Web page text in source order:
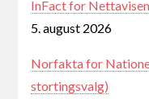
InFact for
5. august 2026
Norfakta for
stortingsvalg)